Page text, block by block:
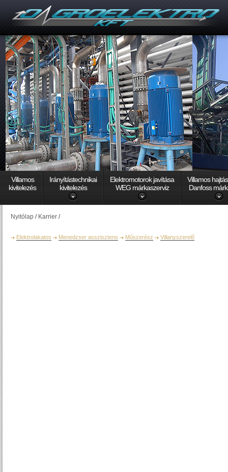
Villamos
kivitelezés
Irányítástechnikai
kivitelezés
Elektromotorok javítása
WEG márkaszerviz
Villamos
Danfoss
Nyitólap / Karrier /
Elektrolakatos Menedzser asszisztens Műszerész Villanyszerelő